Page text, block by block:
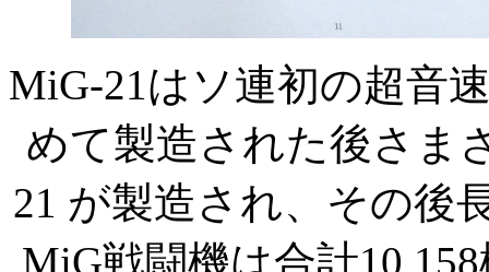
MiG-21はソ連初の超音
めて製造された後さま
21 が製造され、その後
MiG戦闘機は合計10,158